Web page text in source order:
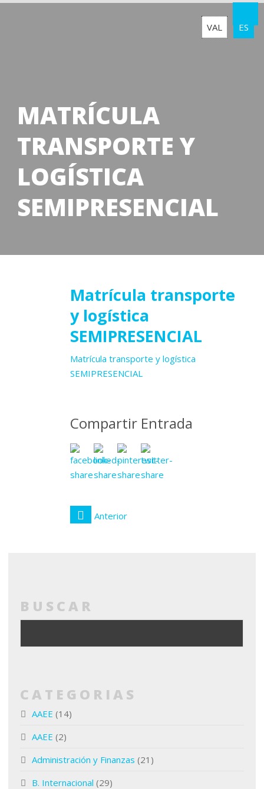
VAL ES
MATRÍCULA
TRANSPORTE Y
LOGÍSTICA
SEMIPRESENCIAL
Matrícula transporte
y logística
SEMIPRESENCIAL
Matrícula transporte y logística
SEMIPRESENCIAL
Compartir Entrada
Anterior
BUSCAR
CATEGORIAS
AAEE (14)
AAEE (2)
Administración y Finanzas (21)
B. Internacional (29)